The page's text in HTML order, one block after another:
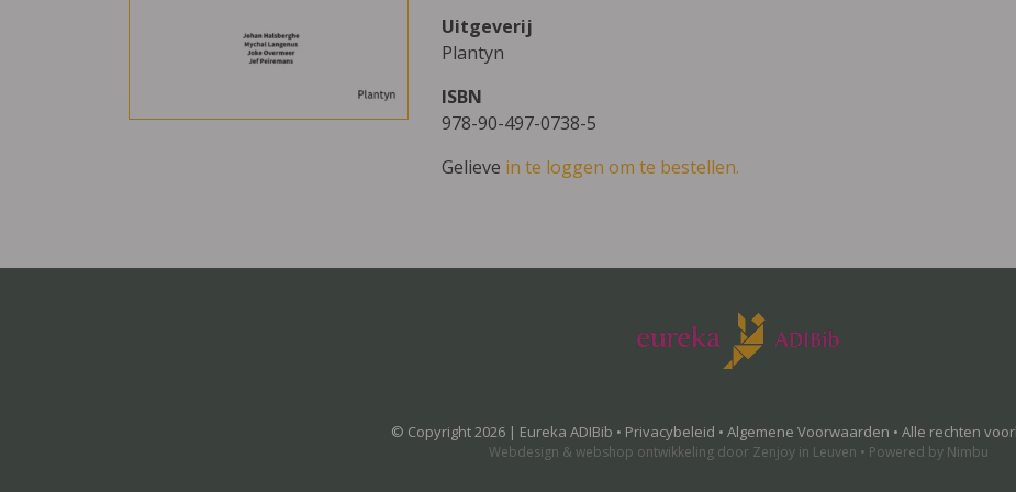
Uitgeverij
Plantyn
ISBN
978-90-497-0738-5
Gelieve in te loggen om te bestellen.
© Copyright 2026 | Eureka ADIBib • Privacybeleid • Algemene Voorwaarden • Alle rechten
Webdesign & webshop ontwikkelingdoor Zenjoy in Leuven • Powered by Nimbu